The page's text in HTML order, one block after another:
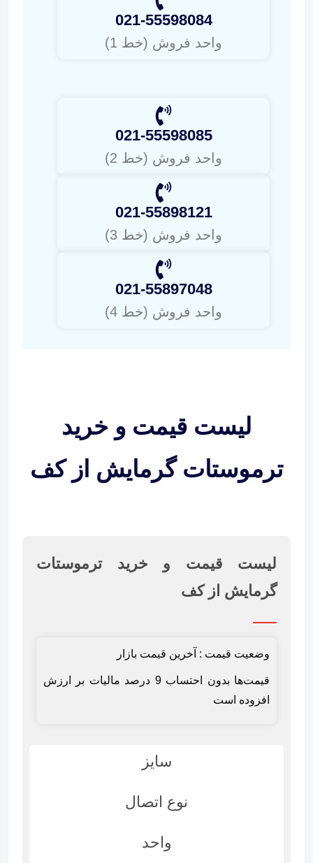
021-55598084
واحد فروش (خط 1)
021-55598085
واحد فروش (خط 2)
021-55898121
واحد فروش (خط 3)
021-55897048
واحد فروش (خط 4)
لیست قیمت و خرید
ترموستات گرمایش از کف
لیست قیمت و خرید ترموستات
گرمایش از کف
وضعیت قیمت : آخرین قیمت بازار
قیمت‌ها بدون احتساب 9 درصد مالیات بر ارزش
افزوده است
سایز
نوع اتصال
واحد